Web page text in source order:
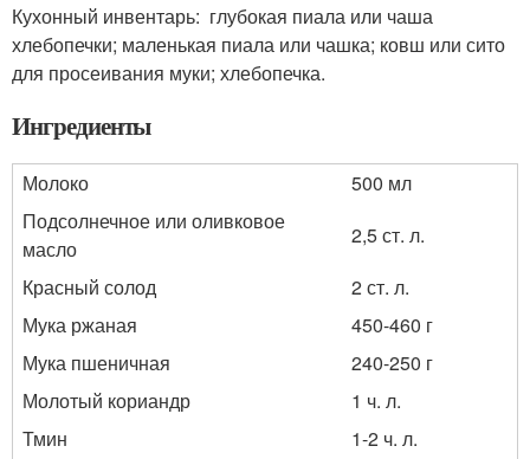
Кухонный инвентарь: глубокая пиала или чаша
хлебопечки; маленькая пиала или чашка; ковш или сито
для просеивания муки; хлебопечка.
Ингредиенты
Молоко
500 мл
Подсолнечное или оливковое
масло
2,5 ст. л.
Красный солод
2 ст. л.
Мука ржаная
450-460 г
Мука пшеничная
240-250 г
Молотый кориандр
1 ч. л.
Тмин
1-2 ч. л.